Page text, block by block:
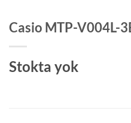
Casio MTP-V004L-
Stokta yok